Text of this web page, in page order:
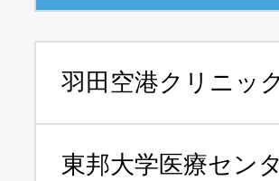
羽田空港クリニッ
東邦大学医療セン